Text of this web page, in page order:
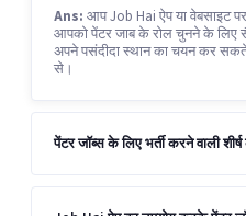
Ans: आप Job Hai ऐप या वेबसाइट
आपको पेंटर जाब के रोल चुनने के
अपने पसंदीदा स्थान का चयन कर
से।
पेंटर जॉब्स के लिए भर्ती करने वाली